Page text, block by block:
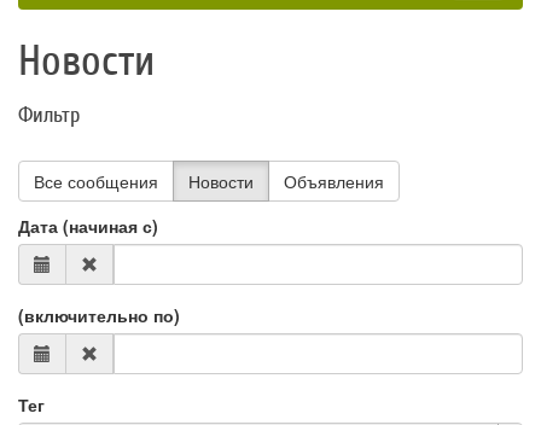
Новости
Фильтр
Все сообщения Новости
Объявления
Дата (начиная с)
(включительно по)
Тег